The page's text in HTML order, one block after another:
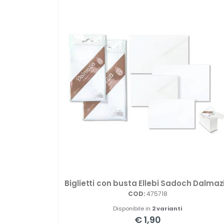
Biglietti con busta Ellebi Sadoch
COD:475718
Disponibile in 2 varianti
€ 1,90